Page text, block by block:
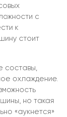
с
к
стоит
составы,
охлаждение.
но такая
«аукнется»